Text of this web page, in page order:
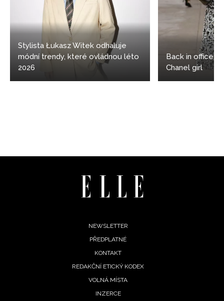
Stylista Łukasz Witek odhaluje
módní trendy, které ovládnou léto
2026
Back in office:
Chanel girl
NEWSLETTER
PŘEDPLATNÉ
KONTAKT
REDAKČNÍ ETICKÝ KODEX
VOLNÁ MÍSTA
INZERCE